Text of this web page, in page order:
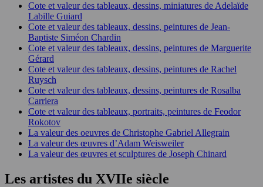
Cote et valeur des tableaux, dessins, miniatures de Adelaïde
Labille Guiard
Cote et valeur des tableaux, dessins, peintures de Jean-
Baptiste Siméon Chardin
Cote et valeur des tableaux, dessins, peintures de Marguerite
Gérard
Cote et valeur des tableaux, dessins, peintures de Rachel
Ruysch
Cote et valeur des tableaux, dessins, peintures de Rosalba
Carriera
Cote et valeur des tableaux, portraits, peintures de Feodor
Rokotov
La valeur des oeuvres de Christophe Gabriel Allegrain
La valeur des œuvres d’Adam Weisweiler
La valeur des œuvres et sculptures de Joseph Chinard
Les artistes du XVIIe siècle